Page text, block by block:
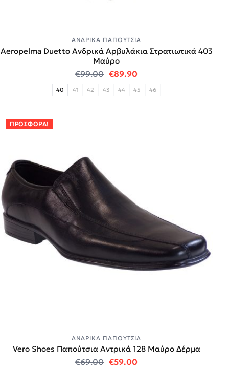
ΑΝΔΡΙΚΆ ΠΑΠΟΎΤΣΙΑ
Aeropelma Duetto Ανδρικά Αρβυλάκια Στρατιωτικά 403
Μαύρο
€99.00 Original price was: €99.00.
€89.90Η τρέχουσα τιμή
40 41 42 43 44 45 46
ΠΡΟΣΦΟΡΆ!
ΑΝΔΡΙΚΆ ΠΑΠΟΎΤΣΙΑ
Vero Shoes Παπούτσια Αντρικά 128 Μαύρο Δέρμα
€69.00 Original price was: €69.00.
€59.00Η τρέχουσα τιμή